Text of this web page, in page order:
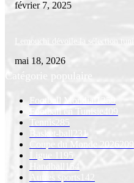
février 7, 2025
Lemouchi dévoile la sélection
mai 18, 2026
Catégorie populaire
Football Mondial
1259
Football en Tunisie 409
Tennis
285
Basket-ball
231
Coupe du Monde 2026 209
Ligue 1
195
Handball
154
Autres sports 142